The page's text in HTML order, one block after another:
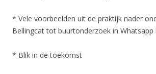
* Vele voorbeelden uit de praktijk nader
Bellingcat tot buurtonderzoek in Whatsapp
* Blik in de toekomst